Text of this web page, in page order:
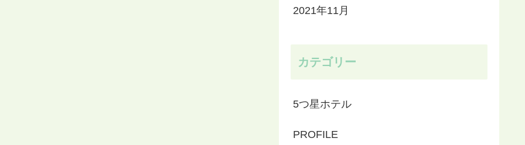
2021年11月
カテゴリー
5つ星ホテル
PROFILE